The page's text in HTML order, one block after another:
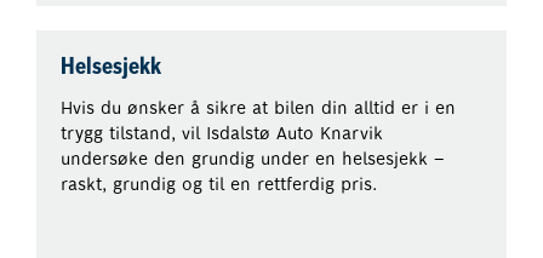
Helsesjekk
Hvis du ønsker å sikre at bilen din alltid er i en
trygg tilstand, vil Isdalstø Auto Knarvik
undersøke den grundig under en helsesjekk –
raskt, grundig og til en rettferdig pris.